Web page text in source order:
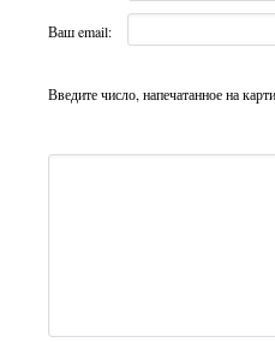
Ваш email:
Введите число, напечатанное на